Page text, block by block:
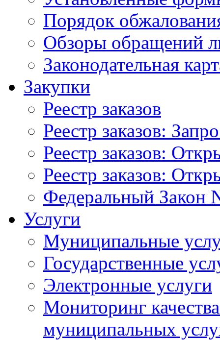
Порядок
Обзоры обращений
Законодательная
Закупки
Реестр заказов
Реестр заказов:
Реестр заказов:
Реестр заказов:
Федеральный Закон
Услуги
Муниципальные
Государственные
Электронные услуги
Мониторинг
муниципальных